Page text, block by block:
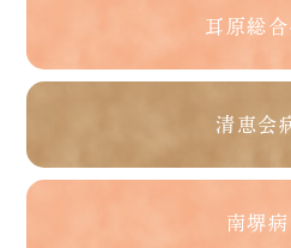
耳原総
清恵会
南堺